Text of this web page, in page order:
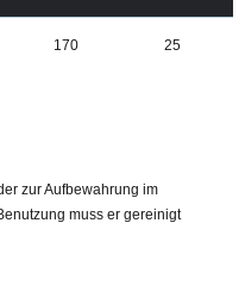
170 25
zur Aufbewahrung im
muss er gereinigt